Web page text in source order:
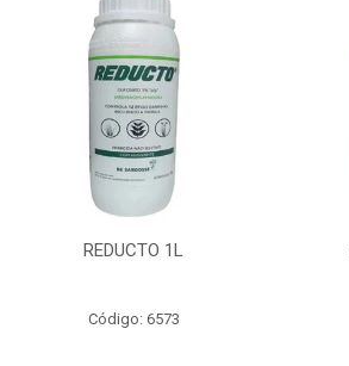
REDUCTO 1L
Código: 6573